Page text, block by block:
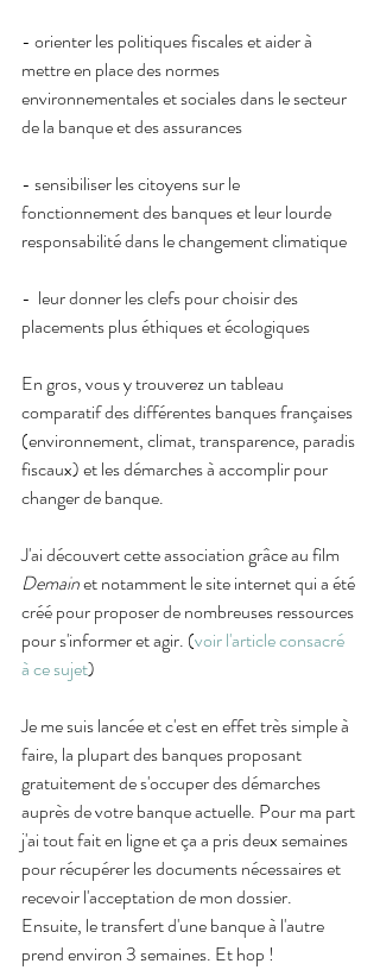
- orienter les politiques fiscales et aider à
mettre en place des normes
environnementales et sociales dans le secteur
de la banque et des assurances
- sensibiliser les citoyens sur le
fonctionnement des banques et leur lourde
responsabilité dans le changement climatique
-  leur donner les clefs pour choisir des
placements plus éthiques et écologiques
En gros, vous y trouverez un tableau
comparatif des différentes banques françaises
(environnement, climat, transparence, paradis
fiscaux) et les démarches à accomplir pour
changer de banque.
J'ai découvert cette association grâce au film
Demain et notamment le site internet qui a été
créé pour proposer de nombreuses ressources
pour s'informer et agir. (voir l'article consacré
à ce sujet)
Je me suis lancée et c'est en effet très simple à
faire, la plupart des banques proposant
gratuitement de s'occuper des démarches
auprès de votre banque actuelle. Pour ma part
j'ai tout fait en ligne et ça a pris deux semaines
pour récupérer les documents nécessaires et
recevoir l'acceptation de mon dossier.
Ensuite, le transfert d'une banque à l'autre
prend environ 3 semaines. Et hop !